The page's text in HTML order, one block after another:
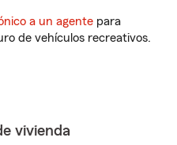
a un agente para
de vehículos recreativos.
vivienda